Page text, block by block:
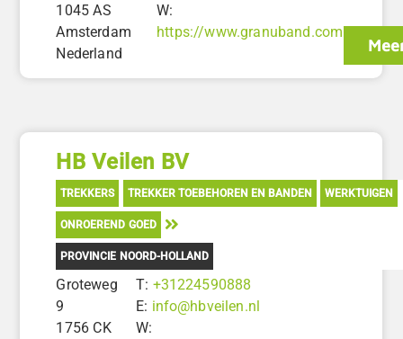
1045 AS
Amsterdam
Nederland
W:
https://www.granuband.com
HB Veilen BV
TREKKERS TREKKER TOEBEHOREN EN BANDEN WERKTUIGEN
ONROEREND GOED
PROVINCIE NOORD-HOLLAND
Groteweg
9
1756 CK
T: +31224590888
E: info@hbveilen.nl
W: